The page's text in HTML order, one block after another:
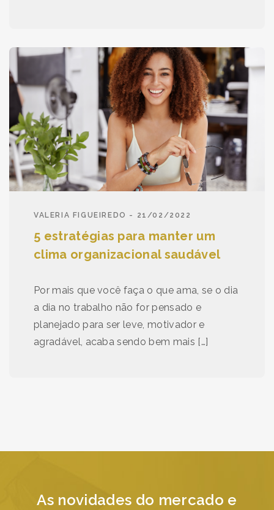
VALERIA FIGUEIREDO - 21/02/2022
5 estratégias para manter um
clima organizacional saudável
Por mais que você faça o que ama, se o dia
a dia no trabalho não for pensado e
planejado para ser leve, motivador e
agradável, acaba sendo bem mais […]
As novidades do mercado e